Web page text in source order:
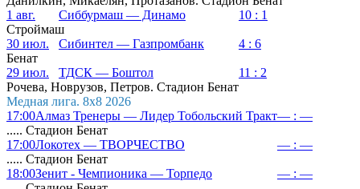
1 авг.
Сиббурмаш — Динамо
10 : 1
Строймаш
30 июл.
Сибинтел — Газпромбанк
4 : 6
Бенат
29 июл.
ТДСК — Боштол
11 : 2
Рочева, Новрузов, Петров. Стадион Бенат
Медная лига. 8x8 2026
17:00Алмаз Тренеры — Лидер Тобольский Тракт— : —
..... Стадион Бенат
17:00Локотех — ТВОРЧЕСТВО
— : —
..... Стадион Бенат
18:00Зенит - Чемпионика — Торпедо
— : —